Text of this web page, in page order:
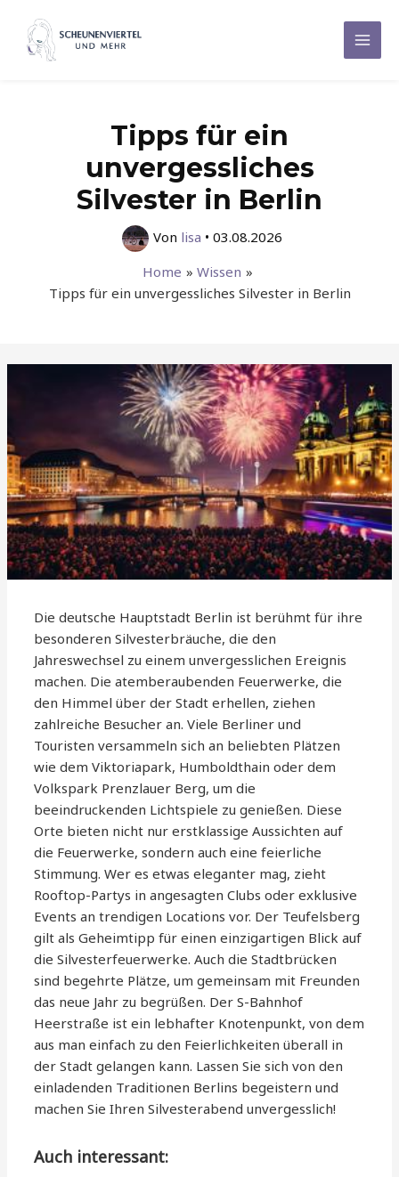
Inhalt
springen
Main
Tipps für ein
unvergessliches
Silvester in Berlin
Von lisa • 03.08.2026
Home
Wissen
Tipps für ein unvergessliches Silvester in Berlin
Die deutsche Hauptstadt Berlin ist berühmt für ihre
besonderen Silvesterbräuche, die den
Jahreswechsel zu einem unvergesslichen Ereignis
machen. Die atemberaubenden Feuerwerke, die
den Himmel über der Stadt erhellen, ziehen
zahlreiche Besucher an. Viele Berliner und
Touristen versammeln sich an beliebten Plätzen
wie dem Viktoriapark, Humboldthain oder dem
Volkspark Prenzlauer Berg, um die
beeindruckenden Lichtspiele zu genießen. Diese
Orte bieten nicht nur erstklassige Aussichten auf
die Feuerwerke, sondern auch eine feierliche
Stimmung. Wer es etwas eleganter mag, zieht
Rooftop-Partys in angesagten Clubs oder exklusive
Events an trendigen Locations vor. Der Teufelsberg
gilt als Geheimtipp für einen einzigartigen Blick auf
die Silvesterfeuerwerke. Auch die Stadtbrücken
sind begehrte Plätze, um gemeinsam mit Freunden
das neue Jahr zu begrüßen. Der S-Bahnhof
Heerstraße ist ein lebhafter Knotenpunkt, von dem
aus man einfach zu den Feierlichkeiten überall in
der Stadt gelangen kann. Lassen Sie sich von den
einladenden Traditionen Berlins begeistern und
machen Sie Ihren Silvesterabend unvergesslich!
Auch interessant: